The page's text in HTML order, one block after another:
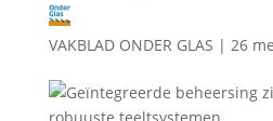
VAKBLAD ONDER GLAS | 26